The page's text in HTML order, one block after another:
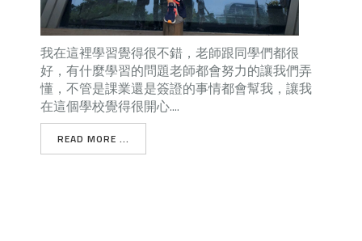
我在這裡學習覺得很不錯，老師跟同學們都很
好，有什麼學習的問題老師都會努力的讓我們弄
懂，不管是課業還是簽證的事情都會幫我，讓我
在這個學校覺得很開心....
READ MORE ...